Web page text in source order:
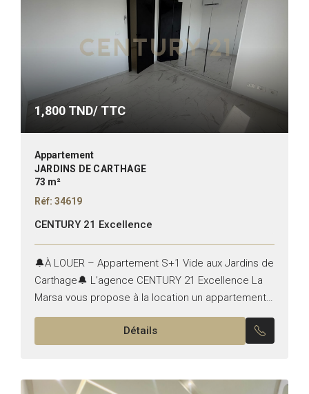
1,800 TND/ TTC
Appartement
JARDINS DE CARTHAGE
73 m²
Réf: 34619
CENTURY 21 Excellence
🔔À LOUER – Appartement S+1 Vide aux Jardins de
Carthage🔔 L’agence CENTURY 21 Excellence La
Marsa vous propose à la location un appartement
S+1 , situé aux 📍Jardins de Carthage.
Détails